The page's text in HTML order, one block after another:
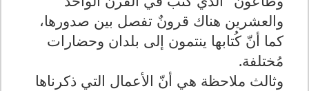
والعشرين هناك قرونٌ تفصل بين صدورها،
كما أنّ كُتابها ينتمون إلى بلدان وحضارات
مُختلفة.
وثالث ملاحظة هي أنّ الأعمال التي ذكرناها